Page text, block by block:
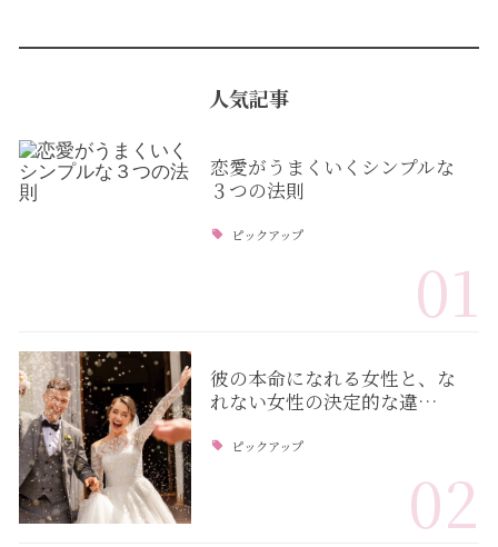
人気記事
恋愛がうまくいくシンプルな
３つの法則
ピックアップ
01
彼の本命になれる女性と、な
れない女性の決定的な違…
ピックアップ
02